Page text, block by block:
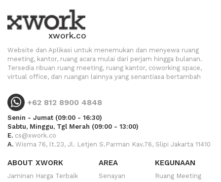
xwork.co
Website dan Aplikasi untuk menemukan dan menyewa ruang
meeting, kantor, ruang acara mulai dari perjam hingga bulanan.
Tersedia ribuan ruang meeting, ruang kantor, coworking space,
virtual office, dan ruangan lainnya yang senantiasa bertambah
+62 812 8900 4848
Senin - Jumat (09:00 - 16:30)
Sabtu, Minggu, Tgl Merah (09:00 - 13:00)
E. cs@xwork.co
A. Wisma 76, lt.23, Jl. Letjen S.Parman Kav.76, Slipi Jakarta 11410
ABOUT XWORK
Jaminan Harga Terbaik
AREA
Senayan
KEGUNAAN
Ruang Meeting